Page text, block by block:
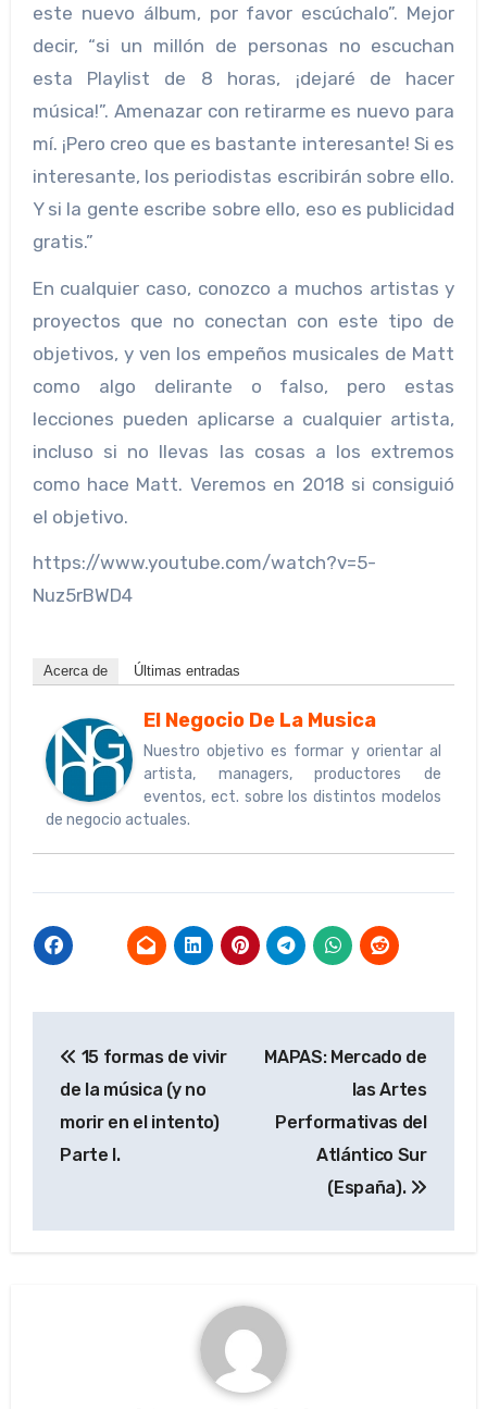
este nuevo álbum, por favor escúchalo”. Mejor
decir, “si un millón de personas no escuchan
esta Playlist de 8 horas, ¡dejaré de hacer
música!”. Amenazar con retirarme es nuevo para
mí. ¡Pero creo que es bastante interesante! Si es
interesante, los periodistas escribirán sobre ello.
Y si la gente escribe sobre ello, eso es publicidad
gratis.”
En cualquier caso, conozco a muchos artistas y
proyectos que no conectan con este tipo de
objetivos, y ven los empeños musicales de Matt
como algo delirante o falso, pero estas
lecciones pueden aplicarse a cualquier artista,
incluso si no llevas las cosas a los extremos
como hace Matt. Veremos en 2018 si consiguió
el objetivo.
https://www.youtube.com/watch?v=5-
Nuz5rBWD4
Acerca de Últimas entradas
El Negocio De La Musica
Nuestro objetivo es formar y orientar al
artista, managers, productores de
eventos, ect. sobre los distintos modelos
de negocio actuales.
de
entradas
15 formas de vivir
de la música (y no
morir en el intento)
Parte I.
MAPAS: Mercado de
las Artes
Performativas del
Atlántico Sur
(España).